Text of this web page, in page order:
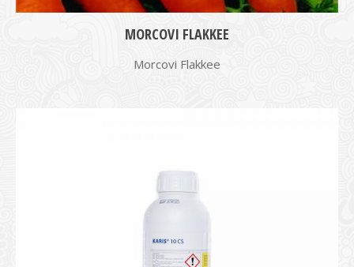
MORCOVI FLAKKEE
Morcovi Flakkee